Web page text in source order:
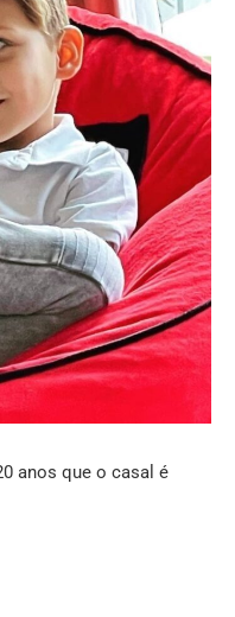
anos que o casal é